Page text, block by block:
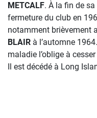
METCALF. À la fin de
fermeture du club en
notamment brièvement
BLAIR à l’automne
maladie l’oblige à
Il est décédé à Long